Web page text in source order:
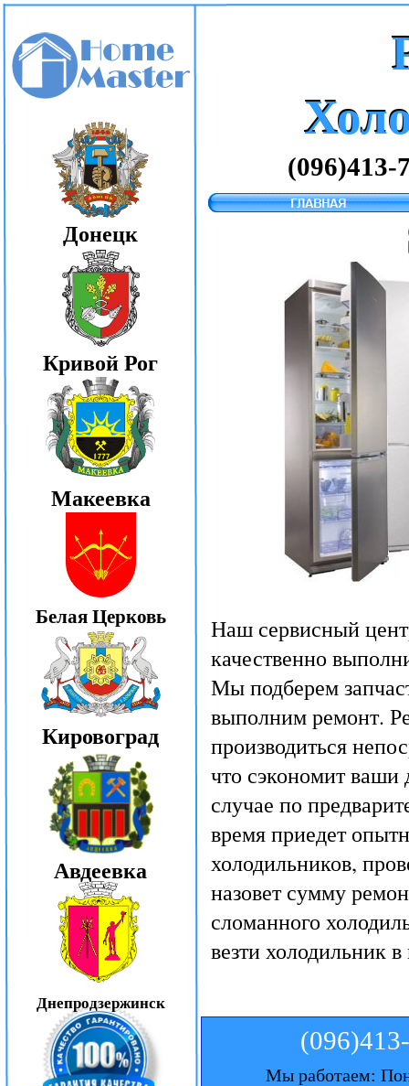
Мы работаем:
(096)413-
Кривой Рог
Донецк
Макеевка
Белая Церковь
Кировоград
Авдеевка
Наш сервисный
качественно
Мы подберем
выполним ремонт.
производиться
что сэкономит
случае по
время приедет
холодильников,
назовет сумму
сломанного
везти холодильник
Днепродзержинск